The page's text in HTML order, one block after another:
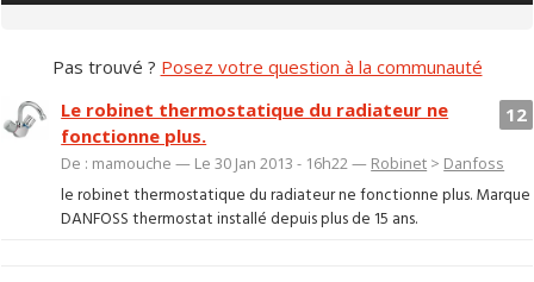
Pas trouvé ? Posez votre question à la communauté
12
Le robinet thermostatique du radiateur ne
fonctionne plus.
De : mamouche — Le 30 Jan 2013 - 16h22 — Robinet > Danfoss
le robinet thermostatique du radiateur ne fonctionne plus. Marque
DANFOSS thermostat installé depuis plus de 15 ans.